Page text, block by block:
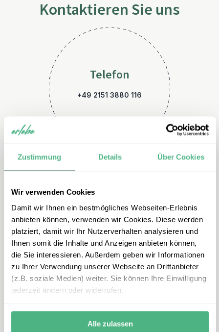
Zustimmung Details Über Cookies
Wir verwenden Cookies
Damit wir Ihnen ein bestmögliches Webseiten-Erlebnis
anbieten können, verwenden wir Cookies. Diese werden
platziert, damit wir Ihr Nutzerverhalten analysieren und
Ihnen somit die Inhalte und Anzeigen anbieten können,
die Sie interessieren. Außerdem geben wir Informationen
zu Ihrer Verwendung unserer Webseite an Drittanbieter
(z.B. soziale Medien) weiter. Sie können Ihre Einwilligung
jederzeit ändern oder widerrufen.
Alle zulassen
Kontaktieren Sie uns
Telefon
+49 2151 3880 116
E-Mail
australien@erlebe.de
Montag – Freitag: